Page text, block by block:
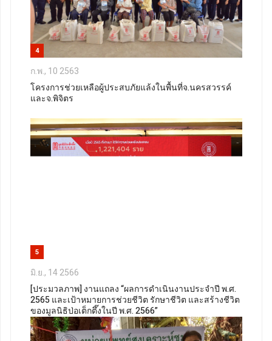
4
ก.พ., 10 2563
โครงการช่วยเหลือผู้ประสบภัยแล้งในพื้นที่จ.นครสวรรค์
และจ.พิจิตร
5
มิ.ย., 14 2566
[ประมวลภาพ] งานแถลง “ผลการดำเนินงานประจำปี พ.ศ.
2565 และเป้าหมายการช่วยชีวิต รักษาชีวิต และสร้างชีวิต
ของมูลนิธิป่อเต็กตึ๊งในปี พ.ศ. 2566”